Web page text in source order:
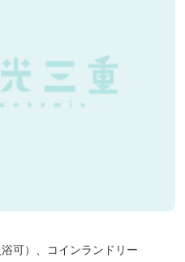
可）、コインランドリー